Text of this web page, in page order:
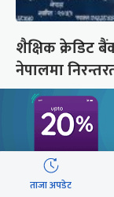
शैक्षिक क्रेडिट
नेपालमा
छुटाउनुभयो
ताजा अपडेट